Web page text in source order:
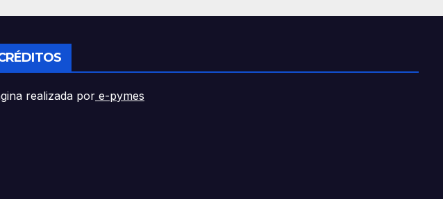
realizada por e-pymes